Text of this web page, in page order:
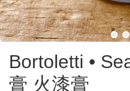
Bortoletti •
膏 火漆膏